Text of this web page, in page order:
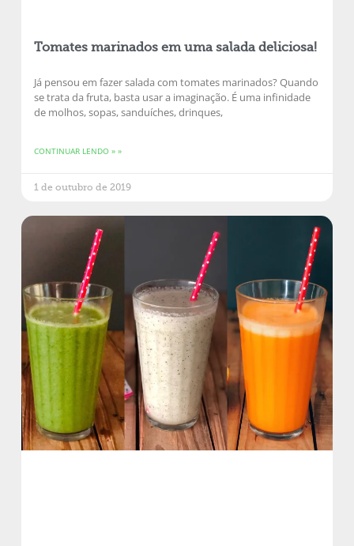
Tomates marinados em uma salada deliciosa!
Já pensou em fazer salada com tomates marinados? Quando
se trata da fruta, basta usar a imaginação. É uma infinidade
de molhos, sopas, sanduíches, drinques,
CONTINUAR LENDO » »
1 de outubro de 2019